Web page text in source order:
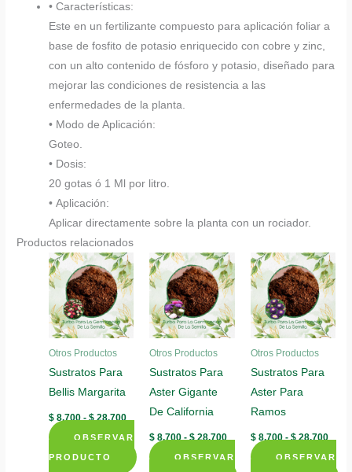
• Características:
Este en un fertilizante compuesto para aplicación foliar a
base de fosfito de potasio enriquecido con cobre y zinc,
con un alto contenido de fósforo y potasio, diseñado para
mejorar las condiciones de resistencia a las
enfermedades de la planta.
• Modo de Aplicación:
Goteo.
• Dosis:
20 gotas ó 1 Ml por litro.
• Aplicación:
Aplicar directamente sobre la planta con un rociador.
Productos relacionados
Otros Productos
Sustratos Para
Bellis Margarita
$ 8.700 - $28.700 Rango
precios:
desde
$ 8.700
OBSERVAR
PRODUCTO
Otros Productos
Sustratos Para
Aster Gigante
De California
$ 8.700 - $28.700 Rango
precios:
OBSERVAR
Otros Productos
Sustratos Para
Aster Para
Ramos
$8.700 - $28.700
OBSERVAR